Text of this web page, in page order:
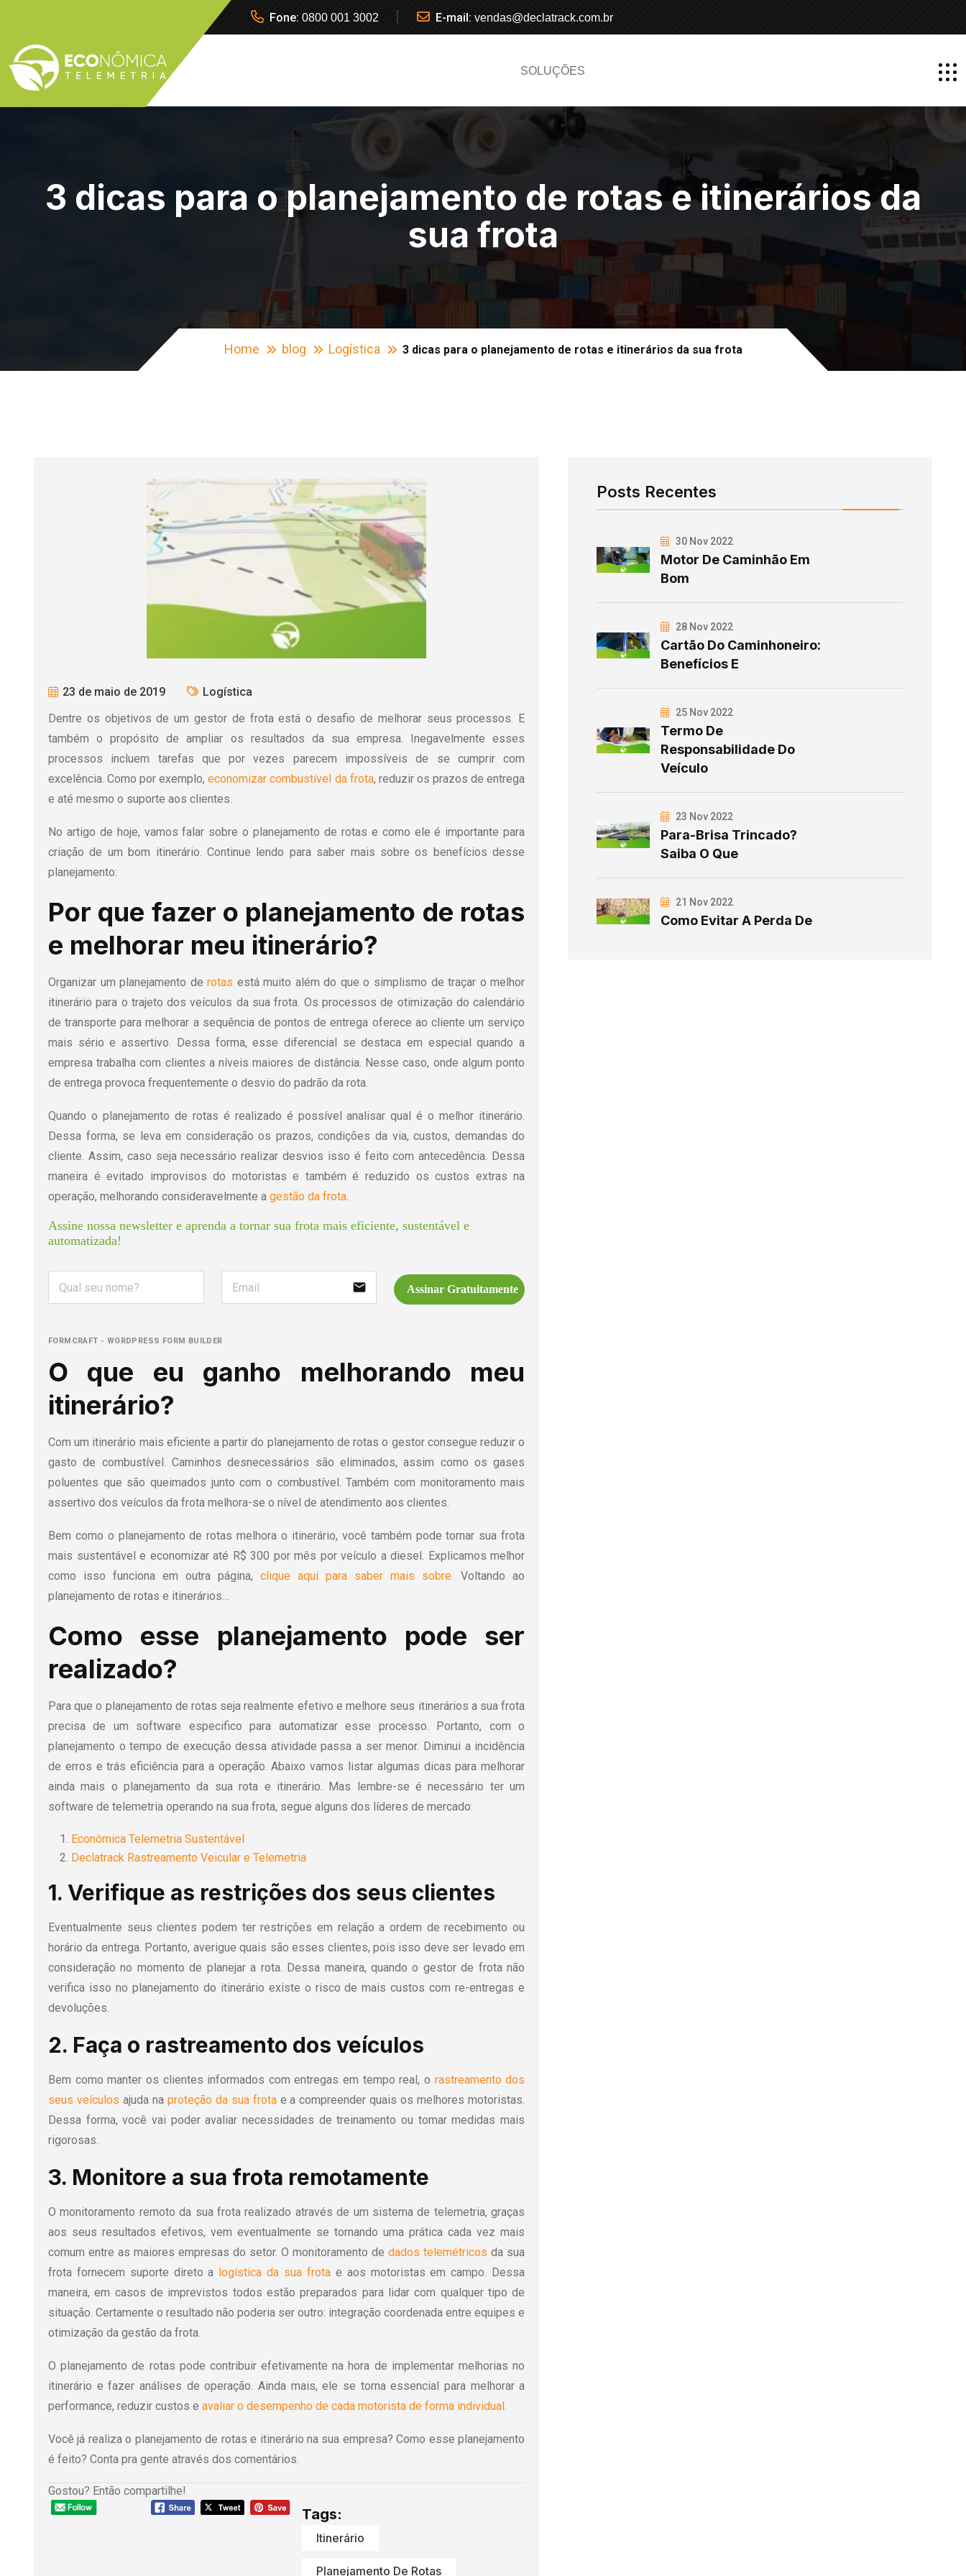
Fone: 0800 001 3002 E-mail: vendas@declatrack.com.br
SOLUÇÕES
3 dicas para o planejamento de rotas e itinerários da
sua frota
Home blog Logística 3 dicas para o planejamento de rotas e itinerários da sua frota
23 de maio de 2019
Logística
Dentre os objetivos de um gestor de frota está o desafio de melhorar seus processos. E
também o propósito de ampliar os resultados da sua empresa. Inegavelmente esses
processos incluem tarefas que por vezes parecem impossíveis de se cumprir com
excelência. Como por exemplo,economizar combustível da frota, reduzir os prazos de entrega
e até mesmo o suporte aos clientes.
No artigo de hoje, vamos falar sobre o planejamento de rotas e como ele é importante para
criação de um bom itinerário. Continue lendo para saber mais sobre os benefícios desse
planejamento:
Por que fazer o planejamento de rotas
e melhorar meu itinerário?
Organizar um planejamento derotas está muito além do que o simplismo de traçar o melhor
itinerário para o trajeto dos veículos da sua frota. Os processos de otimização do calendário
de transporte para melhorar a sequência de pontos de entrega oferece ao cliente um serviço
mais sério e assertivo. Dessa forma, esse diferencial se destaca em especial quando a
empresa trabalha com clientes a níveis maiores de distância. Nesse caso, onde algum ponto
de entrega provoca frequentemente o desvio do padrão da rota.
Quando o planejamento de rotas é realizado é possível analisar qual é o melhor itinerário.
Dessa forma, se leva em consideração os prazos, condições da via, custos, demandas do
cliente. Assim, caso seja necessário realizar desvios isso é feito com antecedência. Dessa
maneira é evitado improvisos do motoristas e também é reduzido os custos extras na
operação, melhorando consideravelmente a gestão da frota.
Assine nossa newsletter e aprenda a tornar sua frota mais eficiente, sustentável e
automatizada!
email Assinar Gratuitamente
FORMCRAFT - WORDPRESS FORM BUILDER
O que eu ganho melhorando meu
itinerário?
Com um itinerário mais eficiente a partir do planejamento de rotas o gestor consegue reduzir o
gasto de combustível. Caminhos desnecessários são eliminados, assim como os gases
poluentes que são queimados junto com o combustível. Também com monitoramento mais
assertivo dos veículos da frota melhora-se o nível de atendimento aos clientes.
Bem como o planejamento de rotas melhora o itinerário, você também pode tornar sua frota
mais sustentável e economizar até R$ 300 por mês por veículo a diesel. Explicamos melhor
como isso funciona em outra página,clique aqui para saber mais sobre. Voltando ao
planejamento de rotas e itinerários…
Como esse planejamento pode ser
realizado?
Para que o planejamento de rotas seja realmente efetivo e melhore seus itinerários a sua frota
precisa de um software especifico para automatizar esse processo. Portanto, com o
planejamento o tempo de execução dessa atividade passa a ser menor. Diminui a incidência
de erros e trás eficiência para a operação. Abaixo vamos listar algumas dicas para melhorar
ainda mais o planejamento da sua rota e itinerário. Mas lembre-se é necessário ter um
software de telemetria operando na sua frota, segue alguns dos líderes de mercado:
Econômica Telemetria Sustentável
Declatrack Rastreamento Veicular e Telemetria
1. Verifique as restrições dos seus clientes
Eventualmente seus clientes podem ter restrições em relação a ordem de recebimento ou
horário da entrega. Portanto, averigue quais são esses clientes, pois isso deve ser levado em
consideração no momento de planejar a rota. Dessa maneira, quando o gestor de frota não
verifica isso no planejamento do itinerário existe o risco de mais custos com re-entregas e
devoluções.
2. Faça o rastreamento dos veículos
Bem como manter os clientes informados com entregas em tempo real, o rastreamento dos
seus veículos ajuda na proteção da sua frotae a compreender quais os melhores motoristas.
Dessa forma, você vai poder avaliar necessidades de treinamento ou tomar medidas mais
rigorosas.
3. Monitore a sua frota remotamente
O monitoramento remoto da sua frota realizado através de um sistema de telemetria, graças
aos seus resultados efetivos, vem eventualmente se tornando uma prática cada vez mais
comum entre as maiores empresas do setor. O monitoramento dedados telemétricos da sua
frota fornecem suporte direto a logística da sua frotae aos motoristas em campo. Dessa
maneira, em casos de imprevistos todos estão preparados para lidar com qualquer tipo de
situação. Certamente o resultado não poderia ser outro: integração coordenada entre equipes e
otimização da gestão da frota.
O planejamento de rotas pode contribuir efetivamente na hora de implementar melhorias no
itinerário e fazer análises de operação. Ainda mais, ele se torna essencial para melhorar a
performance, reduzir custos e avaliar o desempenho de cada motorista de forma individual .
Você já realiza o planejamento de rotas e itinerário na sua empresa? Como esse planejamento
é feito? Conta pra gente através dos comentários.
Gostou? Então compartilhe!
Tags:
Itinerário
Planejamento De Rotas
Posts Recentes
30 Nov 2022
Motor De Caminhão Em
Bom
28 Nov 2022
Cartão Do Caminhoneiro:
Benefícios E
25 Nov 2022
Termo De
Responsabilidade Do
Veículo
23 Nov 2022
Para-Brisa Trincado?
Saiba O Que
21 Nov 2022
Como Evitar A Perda De